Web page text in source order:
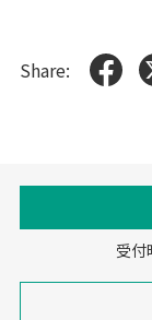
Share:
受付